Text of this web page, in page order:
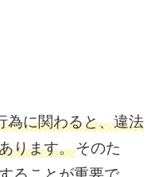
為に関わると、違法
ります。そのた